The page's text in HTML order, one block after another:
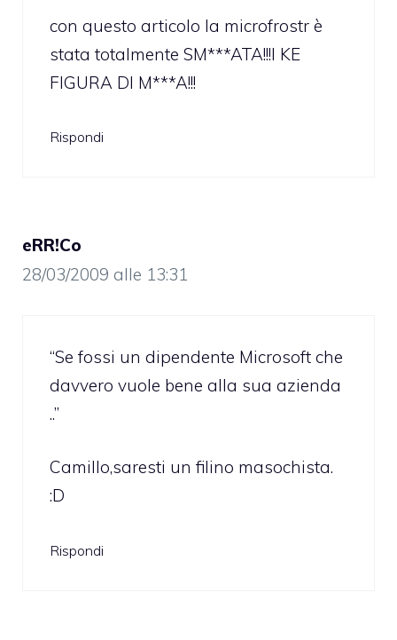
con questo articolo la microfrostr è
stata totalmente SM***ATA!!!I KE
FIGURA DI M***A!!!
Rispondi
eRR!Co
28/03/2009 alle 13:31
“Se fossi un dipendente Microsoft che
davvero vuole bene alla sua azienda
..”
Camillo,saresti un filino masochista.
:D
Rispondi